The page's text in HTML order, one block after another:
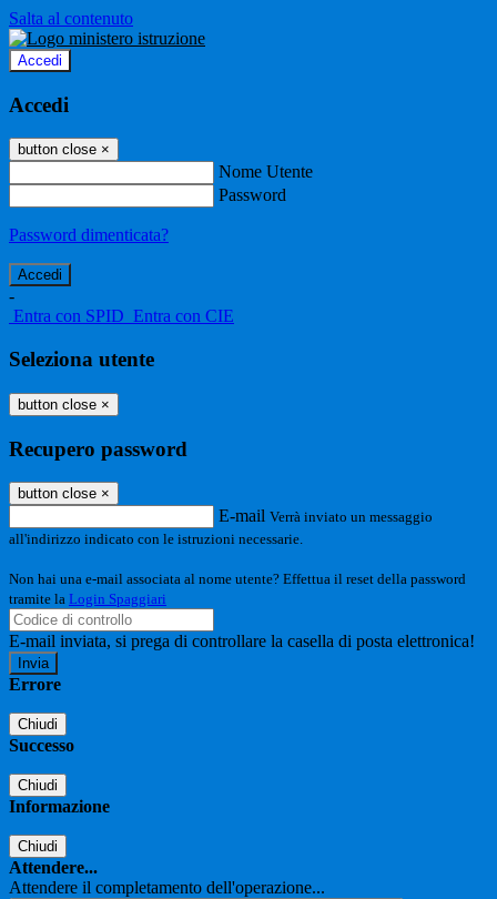
Salta al contenuto
Accedi
Accedi
button close ×
Nome Utente
Password
Password dimenticata?
-
Entra con SPID Entra con CIE
Seleziona utente
button close ×
Recupero password
button close ×
E-mail Verrà inviato un messaggio
all'indirizzo indicato con le istruzioni necessarie.
Non hai una e-mail associata al nome utente? Effettua il reset della password
tramite la Login Spaggiari
E-mail inviata, si prega di controllare la casella di posta elettronica!
Errore
Chiudi
Successo
Chiudi
Informazione
Chiudi
Attendere...
Attendere il completamento dell'operazione...